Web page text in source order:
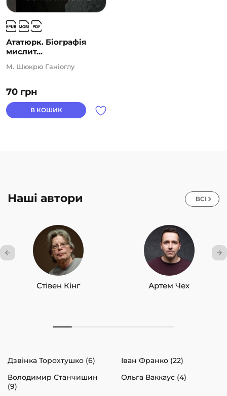
Ататюрк. Біографія
мислит...
70 грн
М. Шюкрю Ганіоглу
В КОШИК
Наші автори ВСІ
Стівен Кінг Артем Чех
Дзвінка Торохтушко (6)
Іван Франко (22)
Володимир Станчишин
(9)
Ольга Ваккаус (4)